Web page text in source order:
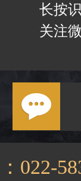
长按
关注
022-